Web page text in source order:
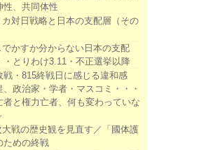
性、共同体性
カ対日戦略と日本の支配層（その
でかすか分からない日本の支配
・とりわけ3.11・不正選挙以降
戦・815終戦日に感じる違和感
、政治家・学者・マスコミ・・・
者と権力亡者、何も変わっていな
大戦の歴史観を見直す／「國体護
ための終戦